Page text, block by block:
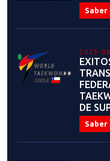
Saber
2025-
DE
Saber